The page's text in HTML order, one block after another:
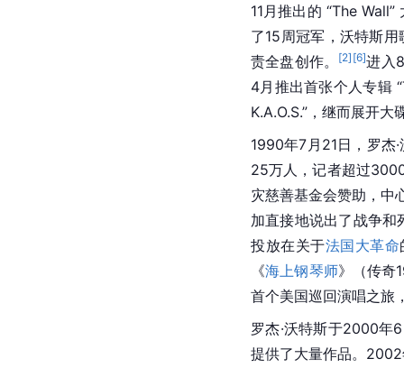
11月推出的 “The
了15周冠军，沃特斯
责全盘创作。
[2] [6]进入
4月推出首张个人专辑
K.A.O.S.”，继而展开大
1990年7月21日，罗杰
25万人，记者超过
灾慈善基金会赞助，中
加直接地说出了战争
投放在关于法国大革命
《海上钢琴师》（传奇
首个美国巡回演唱之旅
罗杰·沃特斯于2000年
提供了大量作品。